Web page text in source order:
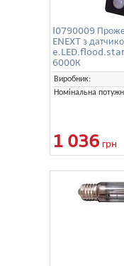
l0790009
ENEXT з
6000К
Виробник:
Номінальна
1 036 грн